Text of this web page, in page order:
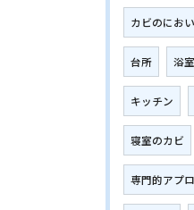
カビのにおい
台所 浴室
キッチン
寝室のカビ
専門的アプ